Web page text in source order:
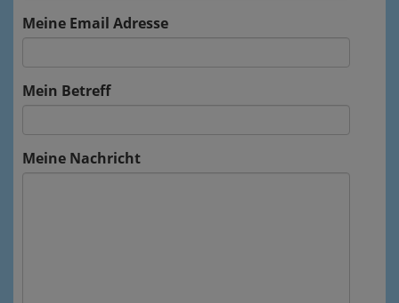
Meine Email Adresse
Mein Betreff
Meine Nachricht